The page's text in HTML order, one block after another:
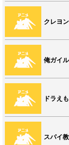
クレヨ
俺ガイル
ドラえ
スパイ